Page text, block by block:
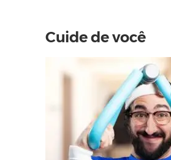
Cuide de você